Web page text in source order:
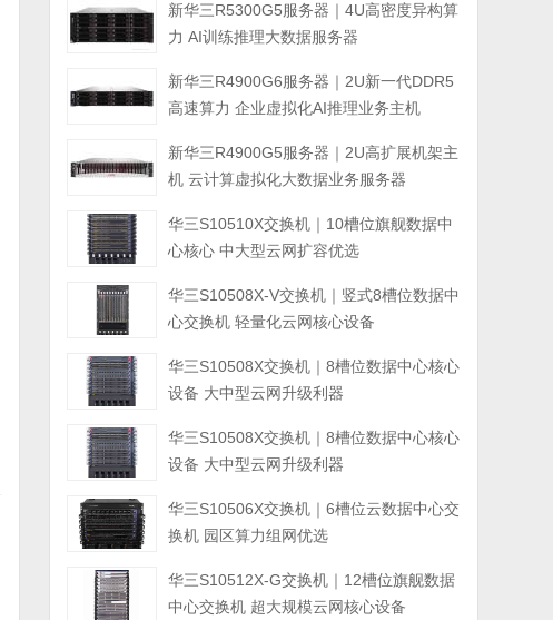
新华三R5300G5服务器｜4U高密度异构算
力 AI训练推理大数据服务器
新华三R4900G6服务器｜2U新一代DDR5
高速算力 企业虚拟化AI推理业务主机
新华三R4900G5服务器｜2U高扩展机架主
机 云计算虚拟化大数据业务服务器
华三S10510X交换机｜10槽位旗舰数据中
心核心 中大型云网扩容优选
华三S10508X-V交换机｜竖式8槽位数据中
心交换机 轻量化云网核心设备
华三S10508X交换机｜8槽位数据中心核心
设备 大中型云网升级利器
华三S10508X交换机｜8槽位数据中心核心
设备 大中型云网升级利器
华三S10506X交换机｜6槽位云数据中心交
换机 园区算力组网优选
华三S10512X-G交换机｜12槽位旗舰数据
中心交换机 超大规模云网核心设备